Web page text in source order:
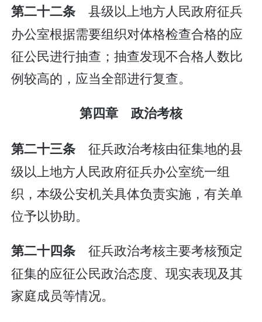
第二十二条 县级以上地方人民政府征兵
办公室根据需要组织对体格检查合格的应
征公民进行抽查；抽查发现不合格人数比
例较高的，应当全部进行复查。
第四章 政治考核
第二十三条 征兵政治考核由征集地的县
级以上地方人民政府征兵办公室统一组
织，本级公安机关具体负责实施，有关单
位予以协助。
第二十四条 征兵政治考核主要考核预定
征集的应征公民政治态度、现实表现及其
家庭成员等情况。